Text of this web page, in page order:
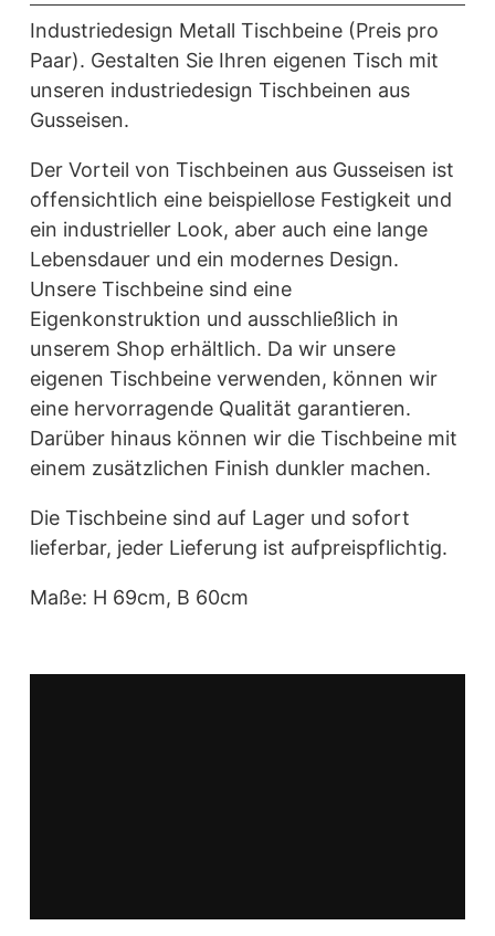
Industriedesign Metall Tischbeine (Preis pro
Paar). Gestalten Sie Ihren eigenen Tisch mit
unseren industriedesign Tischbeinen aus
Gusseisen.
Der Vorteil von Tischbeinen aus Gusseisen ist
offensichtlich eine beispiellose Festigkeit und
ein industrieller Look, aber auch eine lange
Lebensdauer und ein modernes Design.
Unsere Tischbeine sind eine
Eigenkonstruktion und ausschließlich in
unserem Shop erhältlich. Da wir unsere
eigenen Tischbeine verwenden, können wir
eine hervorragende Qualität garantieren.
Darüber hinaus können wir die Tischbeine mit
einem zusätzlichen Finish dunkler machen.
Die Tischbeine sind auf Lager und sofort
lieferbar, jeder Lieferung ist aufpreispflichtig.
Maße: H 69cm, B 60cm